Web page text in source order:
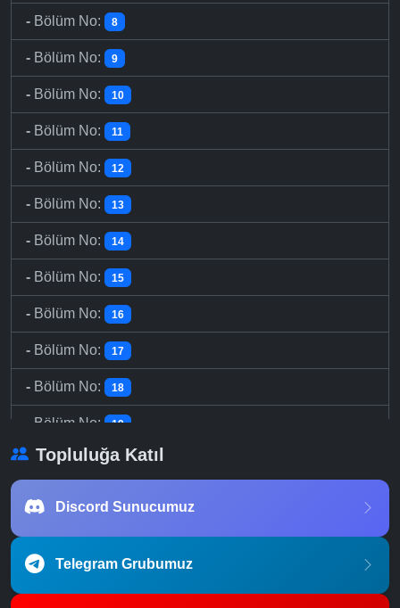
- Bölüm No: 8
- Bölüm No: 9
- Bölüm No: 10
- Bölüm No: 11
- Bölüm No: 12
- Bölüm No: 13
- Bölüm No: 14
- Bölüm No: 15
- Bölüm No: 16
- Bölüm No: 17
- Bölüm No: 18
Bölüm No: 19
- Bölüm No: 19
- Bölüm No:
-Bölüm No: 23
Topluluğa Katıl
Discord Sunucumuz
Telegram Grubumuz